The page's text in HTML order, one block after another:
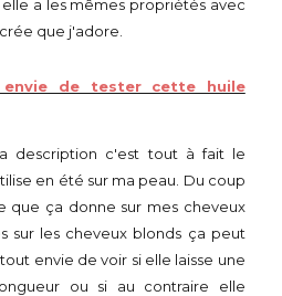
a les mêmes propriétés avec
que j'adore.
envie de tester cette huile
description c'est tout à fait le
en été sur ma peau. Du coup
que ça donne sur mes cheveux
sur les cheveux blonds ça peut
envie de voir si elle laisse une
ou si au contraire elle